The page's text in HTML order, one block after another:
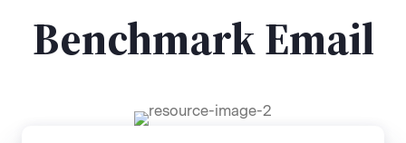
Benchmark Email